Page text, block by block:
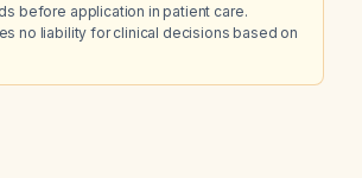
before application in patient care.
no liability for clinical decisions based on